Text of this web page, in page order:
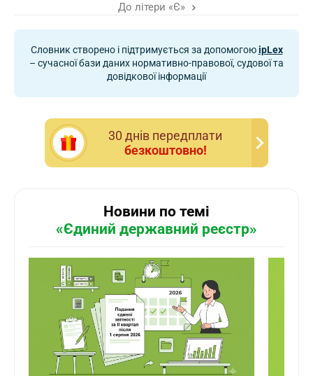
До літери «Є»
Словник створено і підтримується за допомогоюipLex
– сучасної бази даних нормативно-правової, судової та
довідкової інформації
30 днiв передплати
безкоштовно!
Новини по темі
«Єдиний державний реєстр»